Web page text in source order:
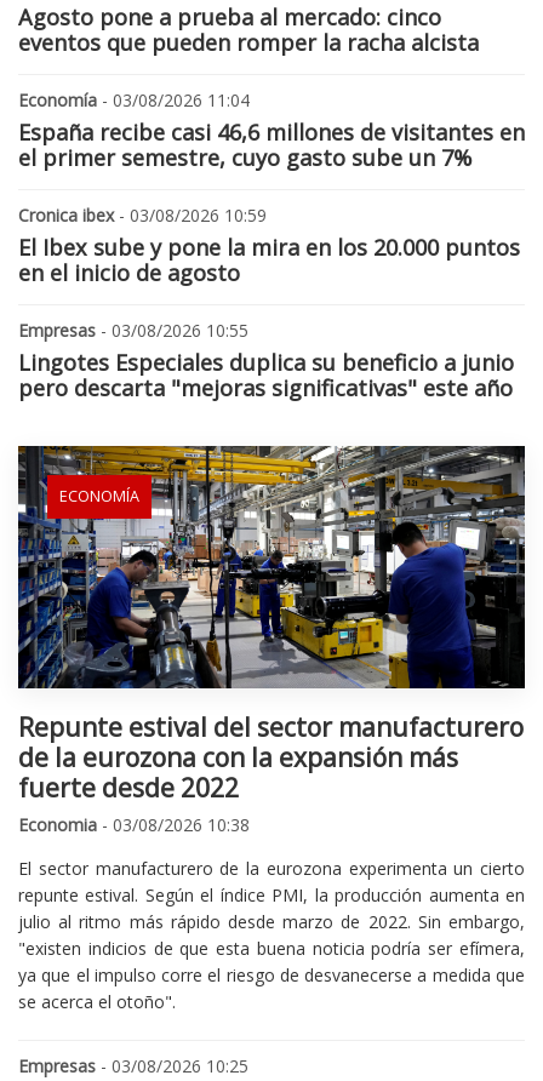
Agosto pone a prueba al mercado: cinco
eventos que pueden romper la racha alcista
Economía - 03/08/2026 11:04
España recibe casi 46,6 millones de visitantes en
el primer semestre, cuyo gasto sube un 7%
Cronica ibex- 03/08/2026 10:59
El Ibex sube y pone la mira en los 20.000 puntos
en el inicio de agosto
Empresas - 03/08/2026 10:55
Lingotes Especiales duplica su beneficio a junio
pero descarta "mejoras significativas" este año
ECONOMÍA
Repunte estival del sector manufacturero
de la eurozona con la expansión más
fuerte desde 2022
Economia - 03/08/2026 10:38
El sector manufacturero de la eurozona experimenta un cierto
repunte estival. Según el índice PMI, la producción aumenta en
julio al ritmo más rápido desde marzo de 2022. Sin embargo,
"existen indicios de que esta buena noticia podría ser efímera,
ya que el impulso corre el riesgo de desvanecerse a medida que
se acerca el otoño".
Empresas - 03/08/2026 10:25